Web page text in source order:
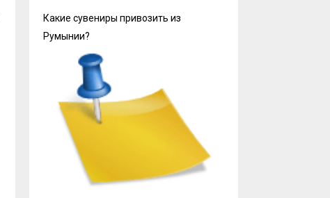
Какие сувениры привозить из
Румынии?